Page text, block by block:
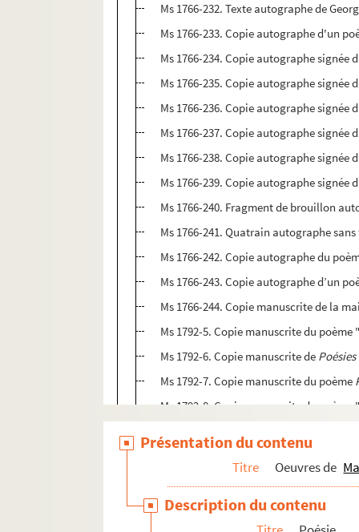
Ms 1766-232. Texte autographe de
Ms 1766-233. Copie autographe d'un
Ms 1766-234. Copie autographe
Ms 1766-235. Copie autographe
Ms 1766-236. Copie autographe
Ms 1766-237. Copie autographe signée
Ms 1766-238. Copie autographe signée
Ms 1766-239. Copie autographe signée
Ms 1766-240. Fragment de brouillon
Ms 1766-241. Quatrain autographe
Ms 1766-242. Copie autographe du
Ms 1766-243. Copie autographe d’un
Ms 1766-244. Copie manuscrite de la
Ms 1792-5. Copie manuscrite du
Ms 1792-6. Copie manuscrite de
Ms 1792-7. Copie manuscrite du poème
Ms 1792-8. Copie manuscrite du
Ms 1792-68. Poème autographe
Présentation du contenu
Titre Oeuvres de
Description du contenu